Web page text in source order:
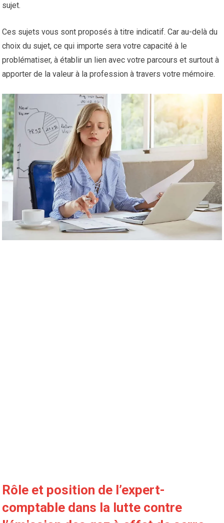
sujet.
Ces sujets vous sont proposés à titre indicatif. Car au-delà du
choix du sujet, ce qui importe sera votre capacité à le
problématiser, à établir un lien avec votre parcours et surtout à
apporter de la valeur à la profession à travers votre mémoire.
Rôle et position de l’expert-
comptable dans la lutte contre